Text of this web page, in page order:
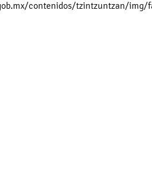
contenidos/tzintzuntzan/img/